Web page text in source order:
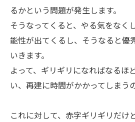
るかという問題が発生します。
そうなってくると、やる気をなく
能性が出てくるし、そうなると優
いきます。
よって、ギリギリになればなるほ
い、再建に時間がかかってしまう
これに対して、赤字ギリギリだけ